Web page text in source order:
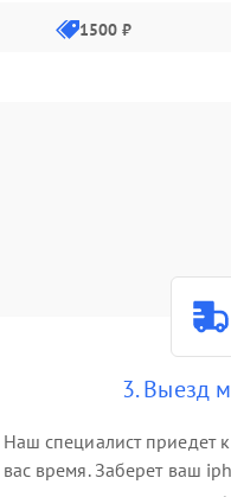
1500 ₽
3. Выезд
Наш специалист приедет
вас время. Заберет ваш